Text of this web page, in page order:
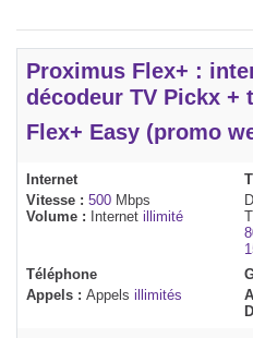
Proximus Flex+ :
décodeur TV Pickx +
Flex+ Easy (promo
Internet
Vitesse : 500 Mbps
Volume :
Internet illimité
Téléphone
Appels : Appels illimités